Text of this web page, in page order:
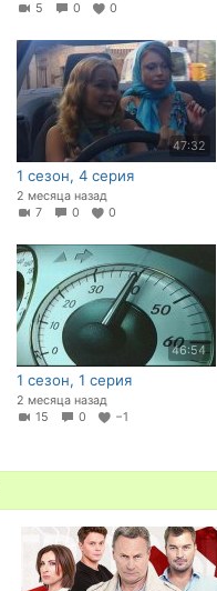
5
0 0
47:32
1 сезон, 4 серия
2 месяца назад
7
0 0
46:54
1 сезон, 1 серия
2 месяца назад
15
0 −1